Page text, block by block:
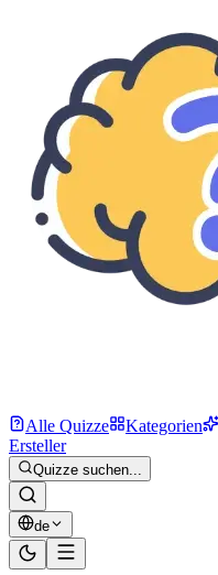
Alle Quizze Kategorien
Ersteller
Quizze suchen...
de